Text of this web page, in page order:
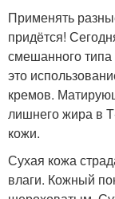
Применять
придётся!
смешанного
это
кремов.
лишнего жира в
кожи.
Сухая кожа
влаги. Кожный